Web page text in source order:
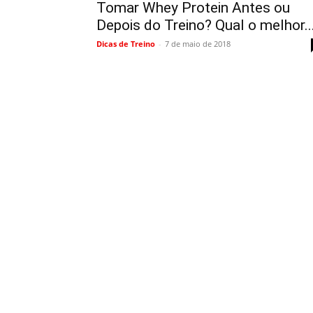
Tomar Whey Protein Antes ou
Depois do Treino? Qual o
Dicas de Treino - 7 de maio de 2018